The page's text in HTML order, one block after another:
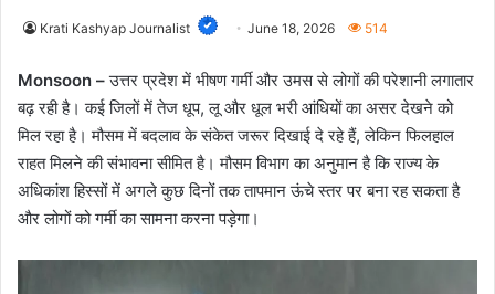
Krati Kashyap Journalist June 18, 2026 514
Monsoon –उत्तर प्रदेश में भीषण गर्मी और उमस से लोगों की परेशानी लगातार
बढ़ रही है। कई जिलों में तेज धूप, लू और धूल भरी आंधियों का असर देखने को
मिल रहा है। मौसम में बदलाव के संकेत जरूर दिखाई दे रहे हैं, लेकिन फिलहाल
राहत मिलने की संभावना सीमित है। मौसम विभाग का अनुमान है कि राज्य के
अधिकांश हिस्सों में अगले कुछ दिनों तक तापमान ऊंचे स्तर पर बना रह सकता है
और लोगों को गर्मी का सामना करना पड़ेगा।